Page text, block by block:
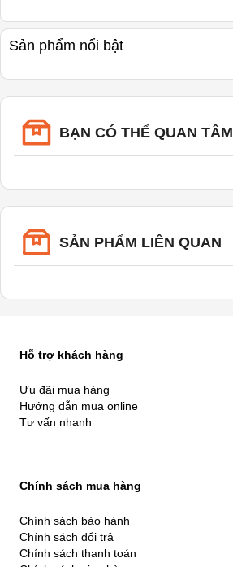
Sản phẩm nổi bật
BẠN CÓ THỂ QUAN TÂM
SẢN PHẨM LIÊN QUAN
Hỗ trợ khách hàng
Ưu đãi mua hàng
Hướng dẫn mua online
Tư vấn nhanh
Chính sách mua hàng
Chính sách bảo hành
Chính sách đổi trả
Chính sách thanh toán